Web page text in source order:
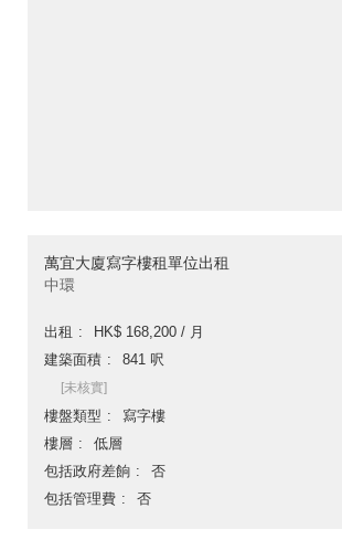
萬宜大廈寫字樓租單位出租
中環
出租
HK$ 168,200 / 月
建築面積
841 呎
[未核實]
樓盤類型
寫字樓
樓層
低層
包括政府差餉
否
包括管理費
否